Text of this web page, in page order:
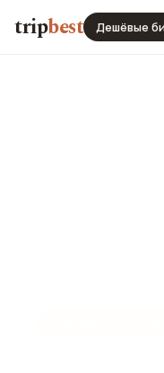
tripbest Дешёвые